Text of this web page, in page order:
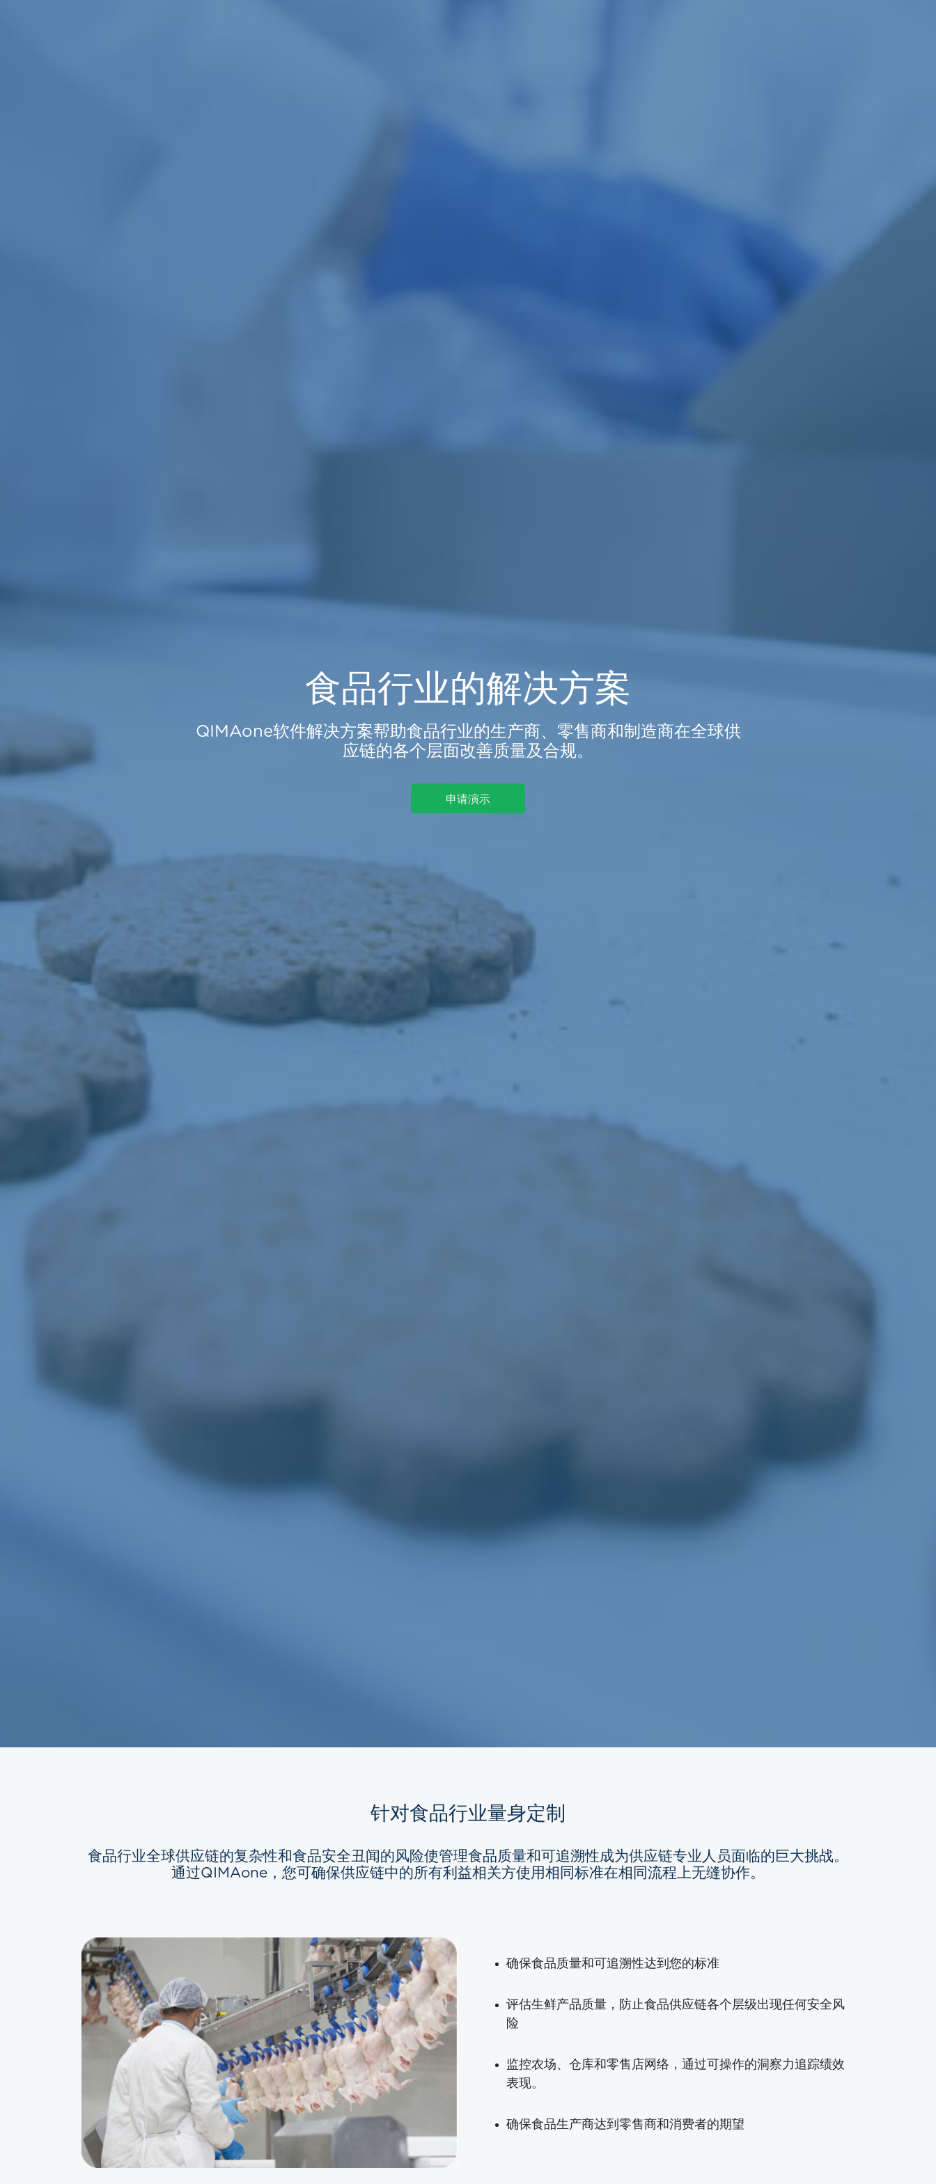
食品行业的解决方案
QIMAone软件解决方案帮助食品行业的生产商、零售商和制造商在全球供
应链的各个层面改善质量及合规。
申请演示
针对食品行业量身定制
食品行业全球供应链的复杂性和食品安全丑闻的风险使管理食品质量和可追溯性成为供应链专业人员面临的巨大挑战。
通过QIMAone，您可确保供应链中的所有利益相关方使用相同标准在相同流程上无缝协作。
确保食品质量和可追溯性达到您的标准
评估生鲜产品质量，防止食品供应链各个层级出现任何安全风
险
监控农场、仓库和零售店网络，通过可操作的洞察力追踪绩效
表现。
确保食品生产商达到零售商和消费者的期望